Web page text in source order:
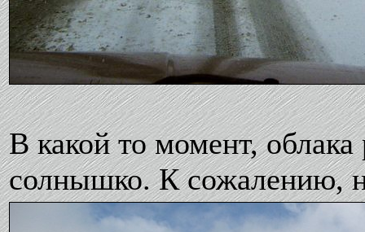
В какой то момент,
солнышко. К сожалению,